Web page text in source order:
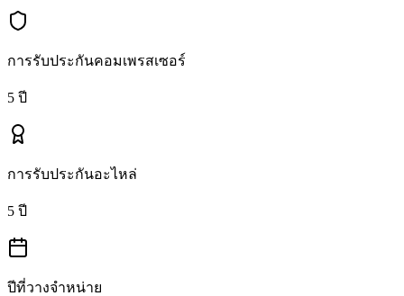
การรับประกันคอมเพรสเซอร์
5 ปี
การรับประกันอะไหล่
5 ปี
ปีที่วางจำหน่าย